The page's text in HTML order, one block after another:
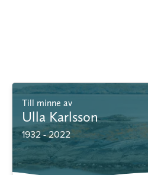
Till minne av
Ulla Karlsson
1932 - 2022